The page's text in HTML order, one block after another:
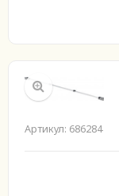
Артикул: 686284